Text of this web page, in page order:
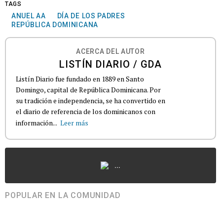
TAGS
ANUEL AA
DÍA DE LOS PADRES
REPÚBLICA DOMINICANA
ACERCA DEL AUTOR
LISTÍN DIARIO / GDA
Listín Diario fue fundado en 1889 en Santo
Domingo, capital de República Dominicana. Por
su tradición e independencia, se ha convertido en
el diario de referencia de los dominicanos con
información... Leer más
...
POPULAR EN LA COMUNIDAD